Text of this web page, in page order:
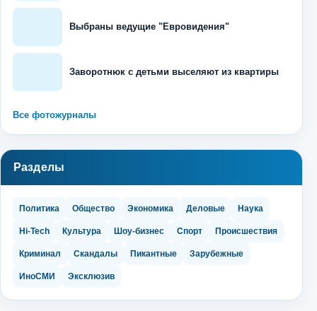
Выбраны ведущие "Евровидения"
Заворотнюк с детьми выселяют из квартиры
Все фотожурналы
Разделы
Политика Общество Экономика Деловые Наука
Hi-Tech Культура Шоу-бизнес Спорт Происшествия
Криминал Скандалы Пикантные Зарубежные
ИноСМИ Эксклюзив